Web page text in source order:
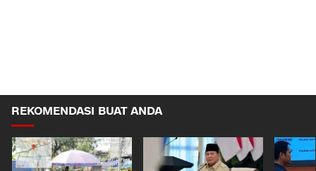
REKOMENDASI BUAT ANDA